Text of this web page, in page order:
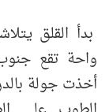
بدأ القلق
واحة تقع
أخذت جولة